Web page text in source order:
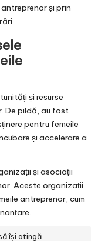
și prin
și resurse
De pildă, au fost
pentru femeile
și accelerare a
și asociații
Aceste organizații
antreprenor, cum
își atingă